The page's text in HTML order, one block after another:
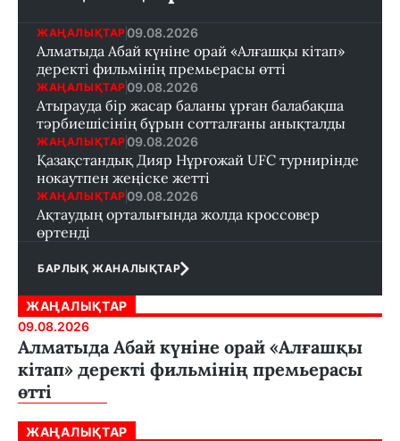
ЖАҢАЛЫҚТАР 09.08.2026
Алматыда Абай күніне орай «Алғашқы кітап»
деректі фильмінің премьерасы өтті
ЖАҢАЛЫҚТАР 09.08.2026
Атырауда бір жасар баланы ұрған балабақша
тәрбиешісінің бұрын сотталғаны анықталды
ЖАҢАЛЫҚТАР 09.08.2026
Қазақстандық Дияр Нұрғожай UFC турнирінде
нокаутпен жеңіске жетті
ЖАҢАЛЫҚТАР 09.08.2026
Ақтаудың орталығында жолда кроссовер
өртенді
БАРЛЫҚ ЖАНАЛЫҚТАР
ЖАҢАЛЫҚТАР
09.08.2026
Алматыда Абай күніне орай «Алғашқы
кітап» деректі фильмінің премьерасы
өтті
ЖАҢАЛЫҚТАР